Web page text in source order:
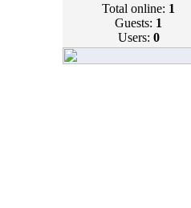
Total online: 1
Guests: 1
Users: 0